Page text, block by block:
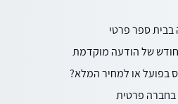
בבית ספר פרטי
של הודעה מוקדמת
בפועל או למחיר המלא?
בחברה פרטית